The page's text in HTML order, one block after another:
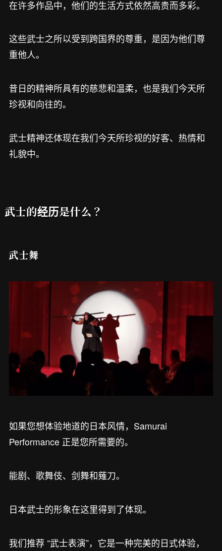
在许多作品中，他们的生活方式依然高贵而多彩。
这些武士之所以受到跨国界的尊重，是因为他们尊
重他人。
昔日的精神所具有的慈悲和温柔，也是我们今天所
珍视和向往的。
武士精神还体现在我们今天所珍视的好客、热情和
礼貌中。
武士的经历是什么？
武士舞
如果您想体验地道的日本风情，Samurai
Performance 正是您所需要的。
能剧、歌舞伎、剑舞和薙刀。
日本武士的形象在这里得到了体现。
我们推荐 “武士表演”，它是一种完美的日式体验，